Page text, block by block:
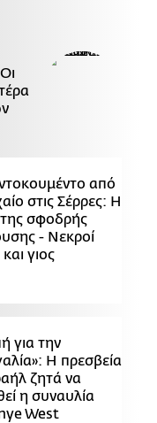
από
στις Σέρρες: Η
σφοδρής
- Νεκροί
γιος
για την
Η πρεσβεία
ζητά να
η συναυλία
West